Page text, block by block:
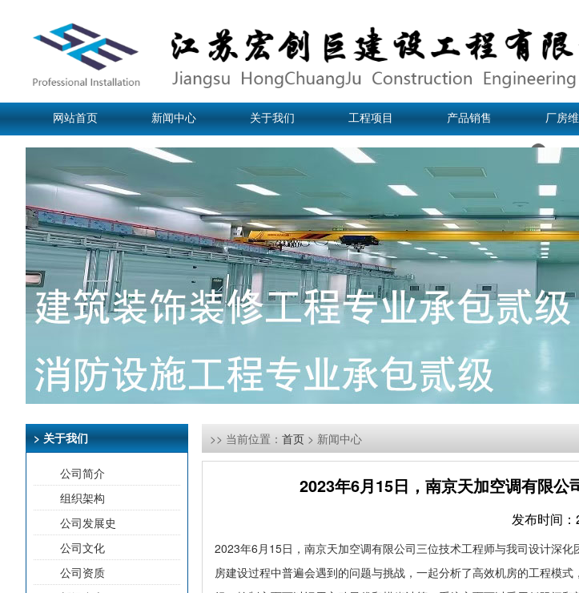
网站首页 新闻中心 关于我们 工程项目 产品销售 厂房
> 关于我们
公司简介
组织架构
公司发展史
公司文化
公司资质
>> 当前位置： 首页 > 新闻中心
2023年6月15日，南京天加空调有限
发布时间
2023年6月15日，南京天加空调有限公司三位技术工程师与我司设计深
房建设过程中普遍会遇到的问题与挑战，一起分析了高效机房的工程模